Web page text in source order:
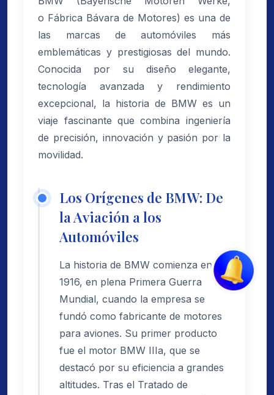
o Fábrica Bávara de Motores) es una de
las marcas de automóviles más
emblemáticas y prestigiosas del mundo.
Conocida por su diseño elegante,
tecnología avanzada y rendimiento
excepcional, la historia de BMW es un
viaje fascinante que combina ingeniería
de precisión, innovación y pasión por la
movilidad.
Los Orígenes de BMW: De
la Aviación a los
Automóviles
La historia de BMW comienza en
1916, en plena Primera Guerra
Mundial, cuando la empresa se
fundó como fabricante de motores
para aviones. Su primer producto
fue el motor BMW IIIa, que se
destacó por su eficiencia a grandes
altitudes. Tras el Tratado de